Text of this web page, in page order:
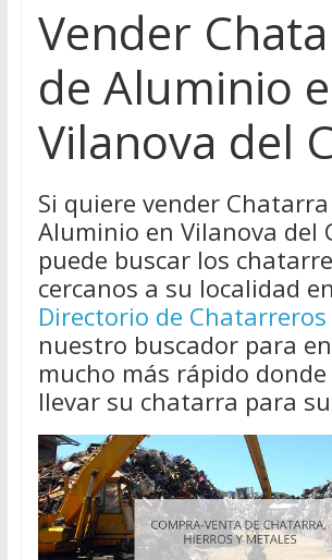
Vender
de Aluminio
Vilanova del
Si quiere vender
Aluminio en Vilanova del
puede buscar los
cercanos a su localidad
Directorio de Chatarreros
nuestro buscador para
mucho más rápido
llevar su chatarra para